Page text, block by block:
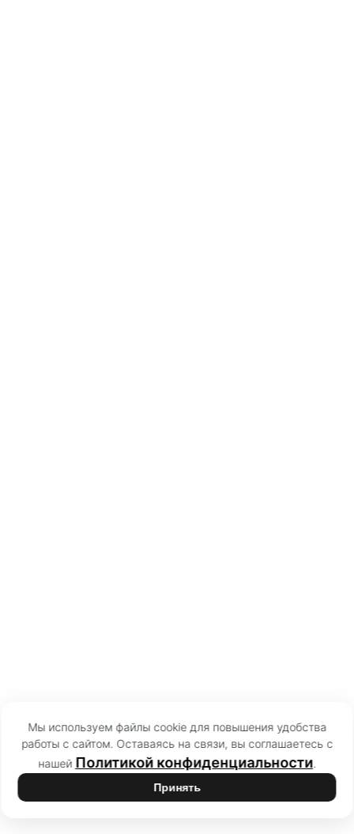
Мы используем файлы cookie для повышения удобства
работы с сайтом. Оставаясь на связи, вы соглашаетесь с
нашей Политикой конфиденциальности.
Принять